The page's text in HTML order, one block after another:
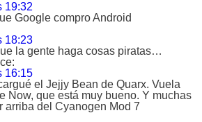
19:32
Google compro Android
18:23
la gente haga cosas piratas…
16:15
el Jejjy Bean de Quarx. Vuela
Now, que está muy bueno. Y muchas
arriba del Cyanogen Mod 7